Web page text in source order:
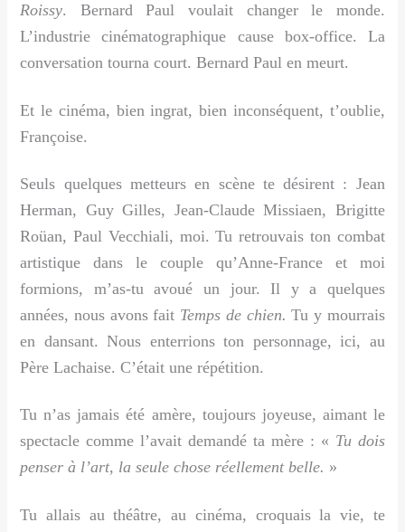
Roissy. Bernard Paul voulait changer le monde.
L’industrie cinématographique cause box-office. La
conversation tourna court. Bernard Paul en meurt.
Et le cinéma, bien ingrat, bien inconséquent, t’oublie,
Françoise.
Seuls quelques metteurs en scène te désirent : Jean
Herman, Guy Gilles, Jean-Claude Missiaen, Brigitte
Roüan, Paul Vecchiali, moi. Tu retrouvais ton combat
artistique dans le couple qu’Anne-France et moi
formions, m’as-tu avoué un jour. Il y a quelques
années, nous avons fait Temps de chien.Tu y mourrais
en dansant. Nous enterrions ton personnage, ici, au
Père Lachaise. C’était une répétition.
Tu n’as jamais été amère, toujours joyeuse, aimant le
spectacle comme l’avait demandé ta mère : « Tu dois
penser à l’art, la seule chose réellement belle. »
Tu allais au théâtre, au cinéma, croquais la vie, te